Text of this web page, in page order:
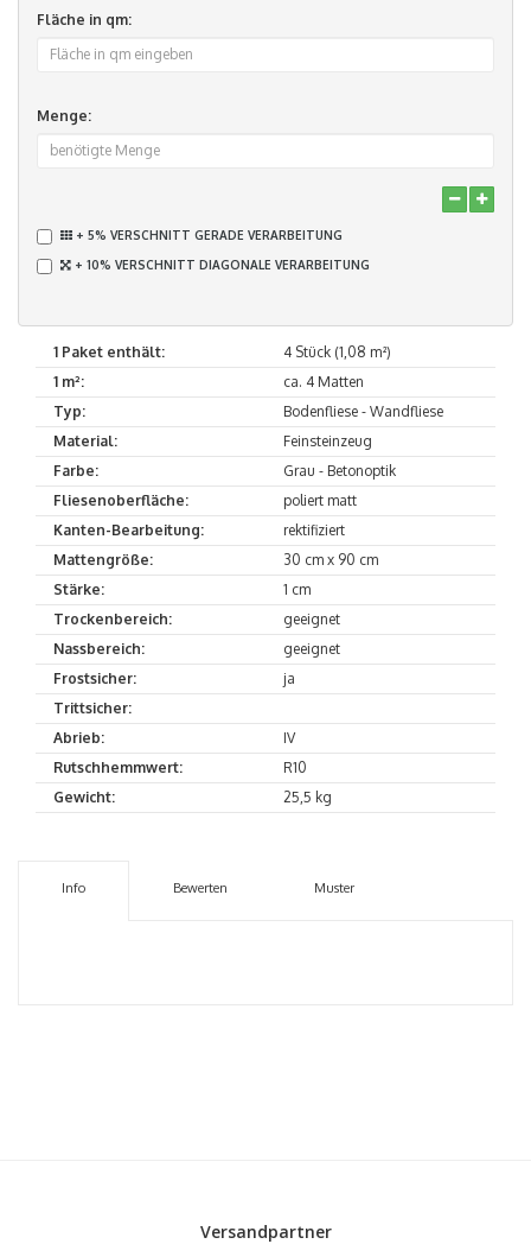
Fläche in qm:
Menge:
+ 5% VERSCHNITT GERADE VERARBEITUNG
+ 10% VERSCHNITT DIAGONALE VERARBEITUNG
1 Paket enthält:
4 Stück (1,08 m²)
1 m²:
ca. 4 Matten
Typ:
Bodenfliese - Wandfliese
Material:
Feinsteinzeug
Farbe:
Grau - Betonoptik
Fliesenoberfläche:
poliert matt
Kanten-Bearbeitung:
rektifiziert
Mattengröße:
30 cm x 90 cm
Stärke:
1 cm
Trockenbereich:
geeignet
Nassbereich:
geeignet
Frostsicher:
ja
Trittsicher:
Abrieb:
IV
Rutschhemmwert:
R10
Gewicht:
25,5 kg
Info Bewerten Muster
Versandpartner